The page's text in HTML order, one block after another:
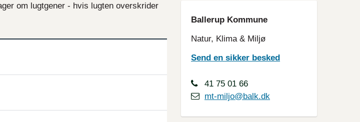
om lugtgener - hvis lugten overskrider
Ballerup Kommune
Natur, Klima & Miljø
Send en sikker besked
41 75 01 66
mt-miljo@balk.dk